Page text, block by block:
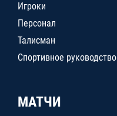
Игроки
Персонал
Талисман
Спортивное руководство
МАТЧИ